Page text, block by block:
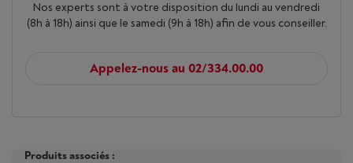
Nos experts sont à votre disposition du lundi au vendredi
(8h à 18h) ainsi que le samedi (9h à 18h) afin de vous conseiller.
Appelez-nous au 02/334.00.00
Produits associés :